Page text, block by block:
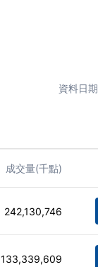
資料日期
成交量(千點)
242,130,746
133,339,609